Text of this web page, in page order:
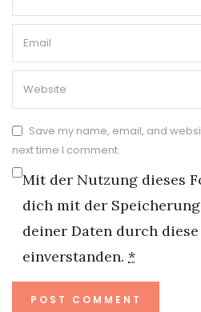
Save my name, email, and
next time I comment.
Mit der Nutzung dieses
dich mit der
deiner Daten durch
einverstanden. *